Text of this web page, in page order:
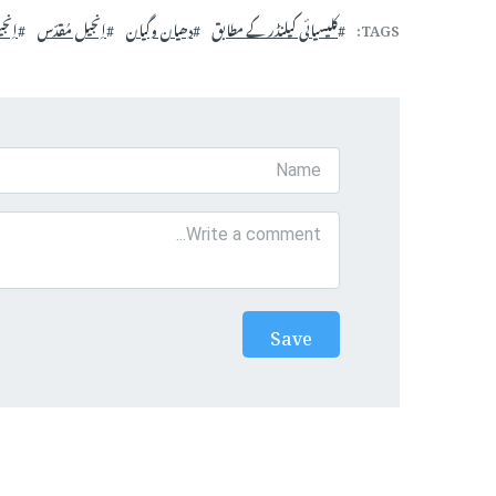
TAGS کلیسیائی کیلنڈر کے مطابق دھیان وگیان اِنجیل مُقدّس